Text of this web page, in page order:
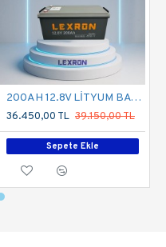
200AH 12.8V LİTYUM BATARYA
36.450,00 TL 39.150,00 TL
Sepete Ekle